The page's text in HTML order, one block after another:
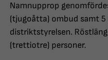
Namnupprop
(tjugoåtta) ombud samt 5
distriktstyrelsen.
(trettiotre) personer.